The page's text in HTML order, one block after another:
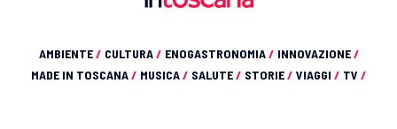
AMBIENTE/ CULTURA/ ENOGASTRONOMIA/ INNOVAZIONE/
MADE IN TOSCANA/ MUSICA/ SALUTE/ STORIE/ VIAGGI / TV /